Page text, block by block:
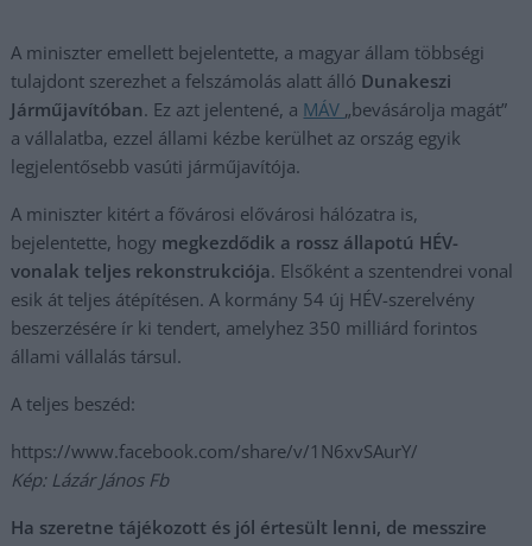
A miniszter emellett bejelentette, a magyar állam többségi
tulajdont szerezhet a felszámolás alatt álló Dunakeszi
Járműjavítóban. Ez azt jelentené, a MÁV „bevásárolja magát”
a vállalatba, ezzel állami kézbe kerülhet az ország egyik
legjelentősebb vasúti járműjavítója.
A miniszter kitért a fővárosi elővárosi hálózatra is,
bejelentette, hogy megkezdődik a rossz állapotú HÉV-
vonalak teljes rekonstrukciója. Elsőként a szentendrei vonal
esik át teljes átépítésen. A kormány 54 új HÉV-szerelvény
beszerzésére ír ki tendert, amelyhez 350 milliárd forintos
állami vállalás társul.
A teljes beszéd:
https://www.facebook.com/share/v/1N6xvSAurY/
Kép: Lázár János Fb
Ha szeretne tájékozott és jól értesült lenni, de messzire